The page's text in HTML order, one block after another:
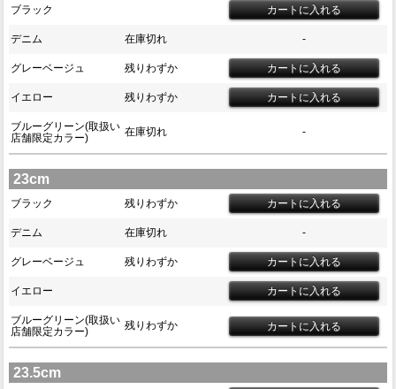
ブラック
デニム 在庫切れ -
グレーベージュ 残りわずか
イエロー 残りわずか
ブルーグリーン(取扱い
店舗限定カラー)
在庫切れ -
23cm
ブラック 残りわずか
デニム 在庫切れ -
グレーベージュ 残りわずか
イエロー
ブルーグリーン(取扱い
店舗限定カラー)
残りわずか
23.5cm